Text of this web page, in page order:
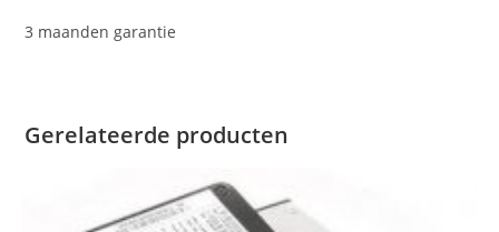
3 maanden garantie
Gerelateerde producten